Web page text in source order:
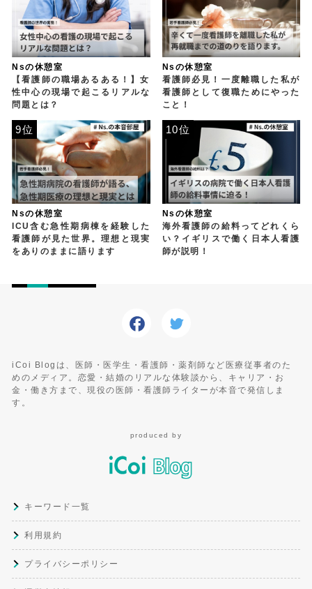
Nsの休憩室
【看護師の職場あるある！】女
性中心の現場で起こるリアルな
問題とは？
Nsの休憩室
看護師必見！一度離職した私が
看護師として復職ためにやった
こと！
Nsの休憩室
ICU含む急性期病棟を経験した
看護師が見た世界。理想と現実
をありのままに語ります
9位
Nsの休憩室
海外看護師の給料ってどれくら
い？イギリスで働く日本人看護
師が説明！
10位
iCoi Blogは、医師・医学生・看護師・薬剤師など医療従事者のた
めのメディア。恋愛・結婚のリアルな体験談から、キャリア・お
金・働き方まで、現役の医師・看護師ライターが本音で発信しま
す。
produced by
キーワード一覧
利用規約
プライバシーポリシー